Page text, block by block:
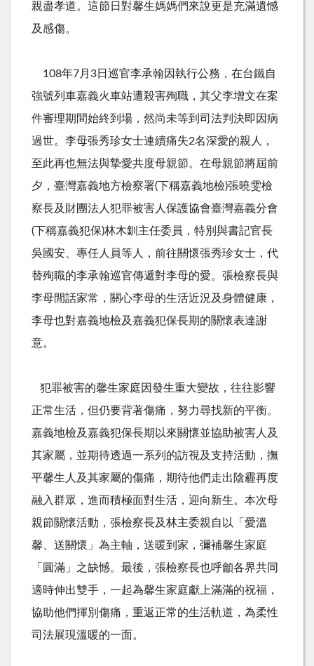
親盡孝道。這節日對馨生媽媽們來說更是充滿遺憾
及感傷。
108年7月 3日巡官李承翰因執行公務，在台鐵自
強號列車嘉義火車站遭殺害殉職，其父李增文在案
件審理期間始終到場，然尚未等到司法判決即因病
過世。李母張秀珍女士連續痛失2名深愛的親人，
至此再也無法與摯愛共度母親節。在母親節將屆前
夕，臺灣嘉義地方檢察署( 下稱嘉義地檢)張曉雯檢
察長及財團法人犯罪被害人保護協會臺灣嘉義分會
( 下稱嘉義犯保)林木釧主任委員，特別與書記官長
吳國安、專任人員等人，前往關懷張秀珍女士，代
替殉職的李承翰巡官傳遞對李母的愛。張檢察長與
李母閒話家常，關心李母的生活近況及身體健康，
李母也對嘉義地檢及嘉義犯保長期的關懷表達謝
意。
犯罪被害的馨生家庭因發生重大變故，往往影響
正常生活，但仍要背著傷痛，努力尋找新的平衡。
嘉義地檢及嘉義犯保長期以來關懷並協助被害人及
其家屬，並期待透過一系列的訪視及支持活動，撫
平馨生人及其家屬的傷痛，期待他們走出陰霾再度
融入群眾，進而積極面對生活，迎向新生。本次母
親節關懷活動，張檢察長及林主委親自以「愛溫
馨、送關懷」為主軸，送暖到家，彌補馨生家庭
「圓滿」之缺憾。最後，張檢察長也呼龥各界共同
適時伸出雙手，一起為馨生家庭獻上滿滿的祝福，
協助他們揮別傷痛，重返正常的生活軌道，為柔性
司法展現溫暖的一面。